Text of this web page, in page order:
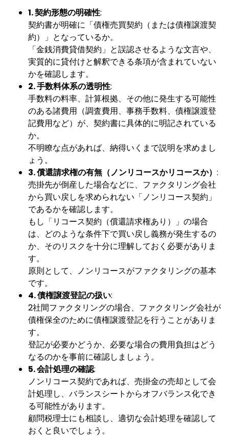
1. 契約形態の明確性:
契約書が明確に「債権売買契約（または債権譲渡契
約）」となっているか。
「金銭消費貸借契約」と誤認させるような文言や、
実質的に貸付けと解釈できる条項が含まれていない
かを確認します。
2. 手数料体系の透明性:
手数料の料率、計算根拠、その他に発生する可能性
のある諸費用（調査費用、事務手数料、債権譲渡登
記費用など）が、契約書に具体的に明記されている
か。
不明瞭な点があれば、納得いくまで説明を求めまし
ょう。
3. 償還請求権の有無（ノンリコースかリコースか） :
売掛先が倒産した場合などに、ファクタリング会社
から買い戻しを求められない「ノンリコース契約」
であるかを確認します。
もし「リコース契約（償還請求権あり）」の場合
は、どのような条件下で買い戻し義務が発生するの
か、そのリスクを十分に理解しておく必要がありま
す。
原則として、ノンリコースがファクタリングの基本
です。
4. 債権譲渡登記の扱い:
2社間ファクタリングの場合、ファクタリング会社が
債権保全のために債権譲渡登記を行うことがありま
す。
登記が必要かどうか、必要な場合の費用負担はどう
なるのかを事前に確認しましょう。
5. 会計処理の確認:
ノンリコース契約であれば、売掛金の売却として会
計処理し、バランスシートからオフバランス化でき
る可能性があります。
顧問税理士にも相談し、適切な会計処理を確認して
おくと良いでしょう。